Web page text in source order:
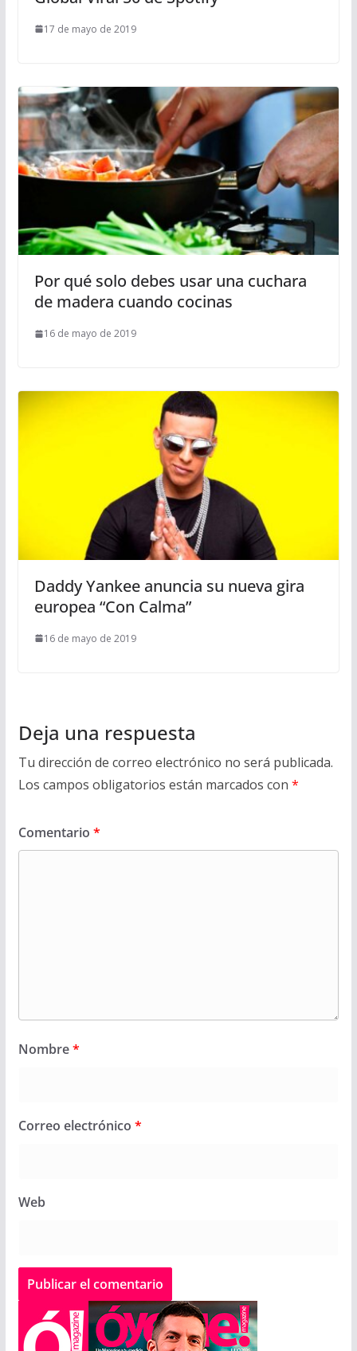
17 de mayo de 2019
Por qué solo debes usar una cuchara
de madera cuando cocinas
16 de mayo de 2019
Daddy Yankee anuncia su nueva gira
europea “Con Calma”
16 de mayo de 2019
Deja una respuesta
Tu dirección de correo electrónico no será publicada.
Los campos obligatorios están marcados con *
Comentario *
Nombre*
Correo electrónico *
Web